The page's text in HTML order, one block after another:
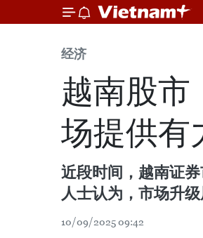
经济
越南股市
场提供有
近段时间，越南证
人士认为，市场升
10/09/2025 09:42